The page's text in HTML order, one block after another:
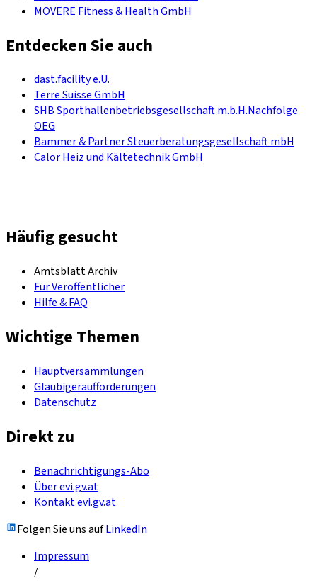
MOVERE Fitness & Health GmbH
Entdecken Sie auch
dast.facility e.U.
Terre Suisse GmbH
SHB Sporthallenbetriebsgesellschaft m.b.H.Nachfolge
OEG
Bammer & Partner Steuerberatungsgesellschaft mbH
Calor Heiz und Kältetechnik GmbH
Häufig gesucht
Amtsblatt Archiv
Für Veröffentlicher
Hilfe & FAQ
Wichtige Themen
Hauptversammlungen
Gläubigeraufforderungen
Datenschutz
Direkt zu
Benachrichtigungs-Abo
Über evi.gv.at
Kontakt evi.gv.at
Folgen Sie uns aufLinkedIn
Impressum
/